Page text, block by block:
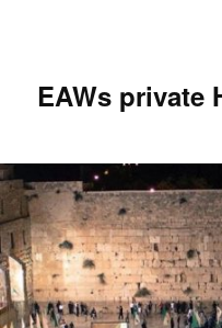
EAWs private